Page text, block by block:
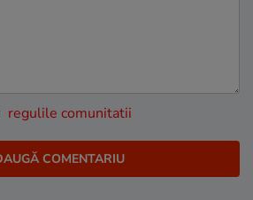
regulile comunitatii